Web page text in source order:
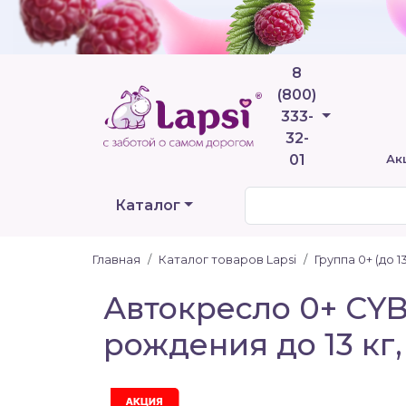
8
(800)
333-
32-
01
Телефоны
Каталог
Главная Каталог товаров Lapsi Группа 0+ (до
Автокресло 0+
рождения до 13